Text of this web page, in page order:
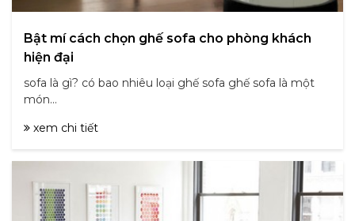
Bật mí cách chọn ghế sofa cho phòng khách
hiện đại
sofa là gì? có bao nhiêu loại ghế sofa ghế sofa là một
món...
xem chi tiết